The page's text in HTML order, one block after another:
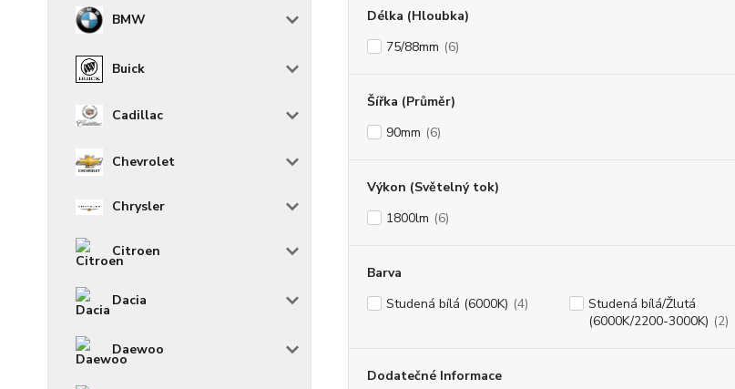
BMW
Buick
Cadillac
Chevrolet
Chrysler
Citroen
Dacia
Daewoo
Délka (Hloubka)
75/88mm (6)
Šířka (Průměr)
90mm (6)
Výkon (Světelný tok)
1800lm (6)
Barva
Studená bílá (6000K) (4)
Studená bílá/Žlutá
(6000K/2200-3000K) (2)
Dodatečné Informace